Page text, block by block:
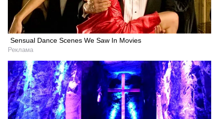
Sensual Dance Scenes We Saw In Movies
Реклама